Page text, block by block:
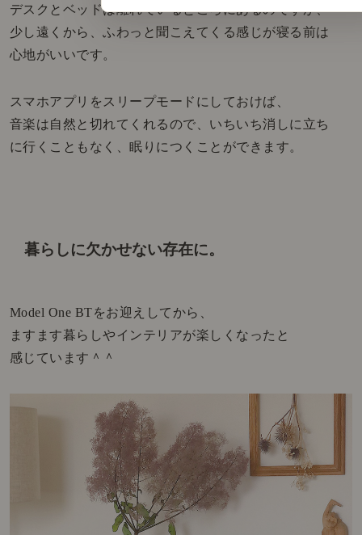
デスクとベッドは離れているところにあるのですが、
少し遠くから、ふわっと聞こえてくる感じが寝る前は
心地がいいです。
スマホアプリをスリープモードにしておけば、
音楽は自然と切れてくれるので、いちいち消しに立ち
に行くこともなく、眠りにつくことができます。
暮らしに欠かせない存在に。
Model One BTをお迎えしてから、
ますます暮らしやインテリアが楽しくなったと
感じています＾＾